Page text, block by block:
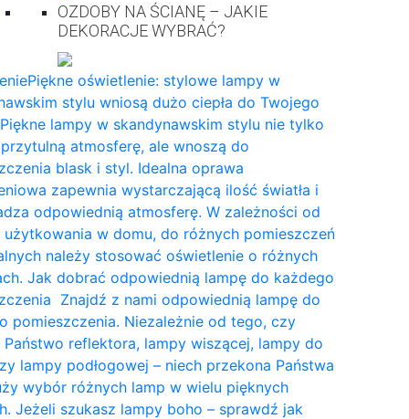
OZDOBY NA ŚCIANĘ – JAKIE
DEKORACJE WYBRAĆ?
Piękne oświetlenie: stylowe lampy w
stylu wniosą dużo ciepła do Twojego
lampy w skandynawskim stylu nie tylko
atmosferę, ale wnoszą do
blask i styl. Idealna oprawa
zapewnia wystarczającą ilość światła i
odpowiednią atmosferę. W zależności od
użytkowania w domu, do różnych pomieszczeń
należy stosować oświetlenie o różnych
Jak dobrać odpowiednią lampę do każdego
Znajdź z nami odpowiednią lampę do
pomieszczenia. Niezależnie od tego, czy
Państwo reflektora, lampy wiszącej, lampy do
lampy podłogowej – niech przekona Państwa
wybór różnych lamp w wielu pięknych
Jeżeli szukasz lampy boho – sprawdź jak